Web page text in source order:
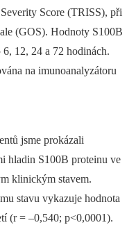
Score (TRISS), při
(GOS). Hodnoty S100B
12, 24 a 72 hodinách.
na imunoanalyzátoru
jsme prokázali
hladin S100B proteinu ve
klinickým stavem.
stavu vykazuje hodnota
(r = –0,540; p<0,0001).